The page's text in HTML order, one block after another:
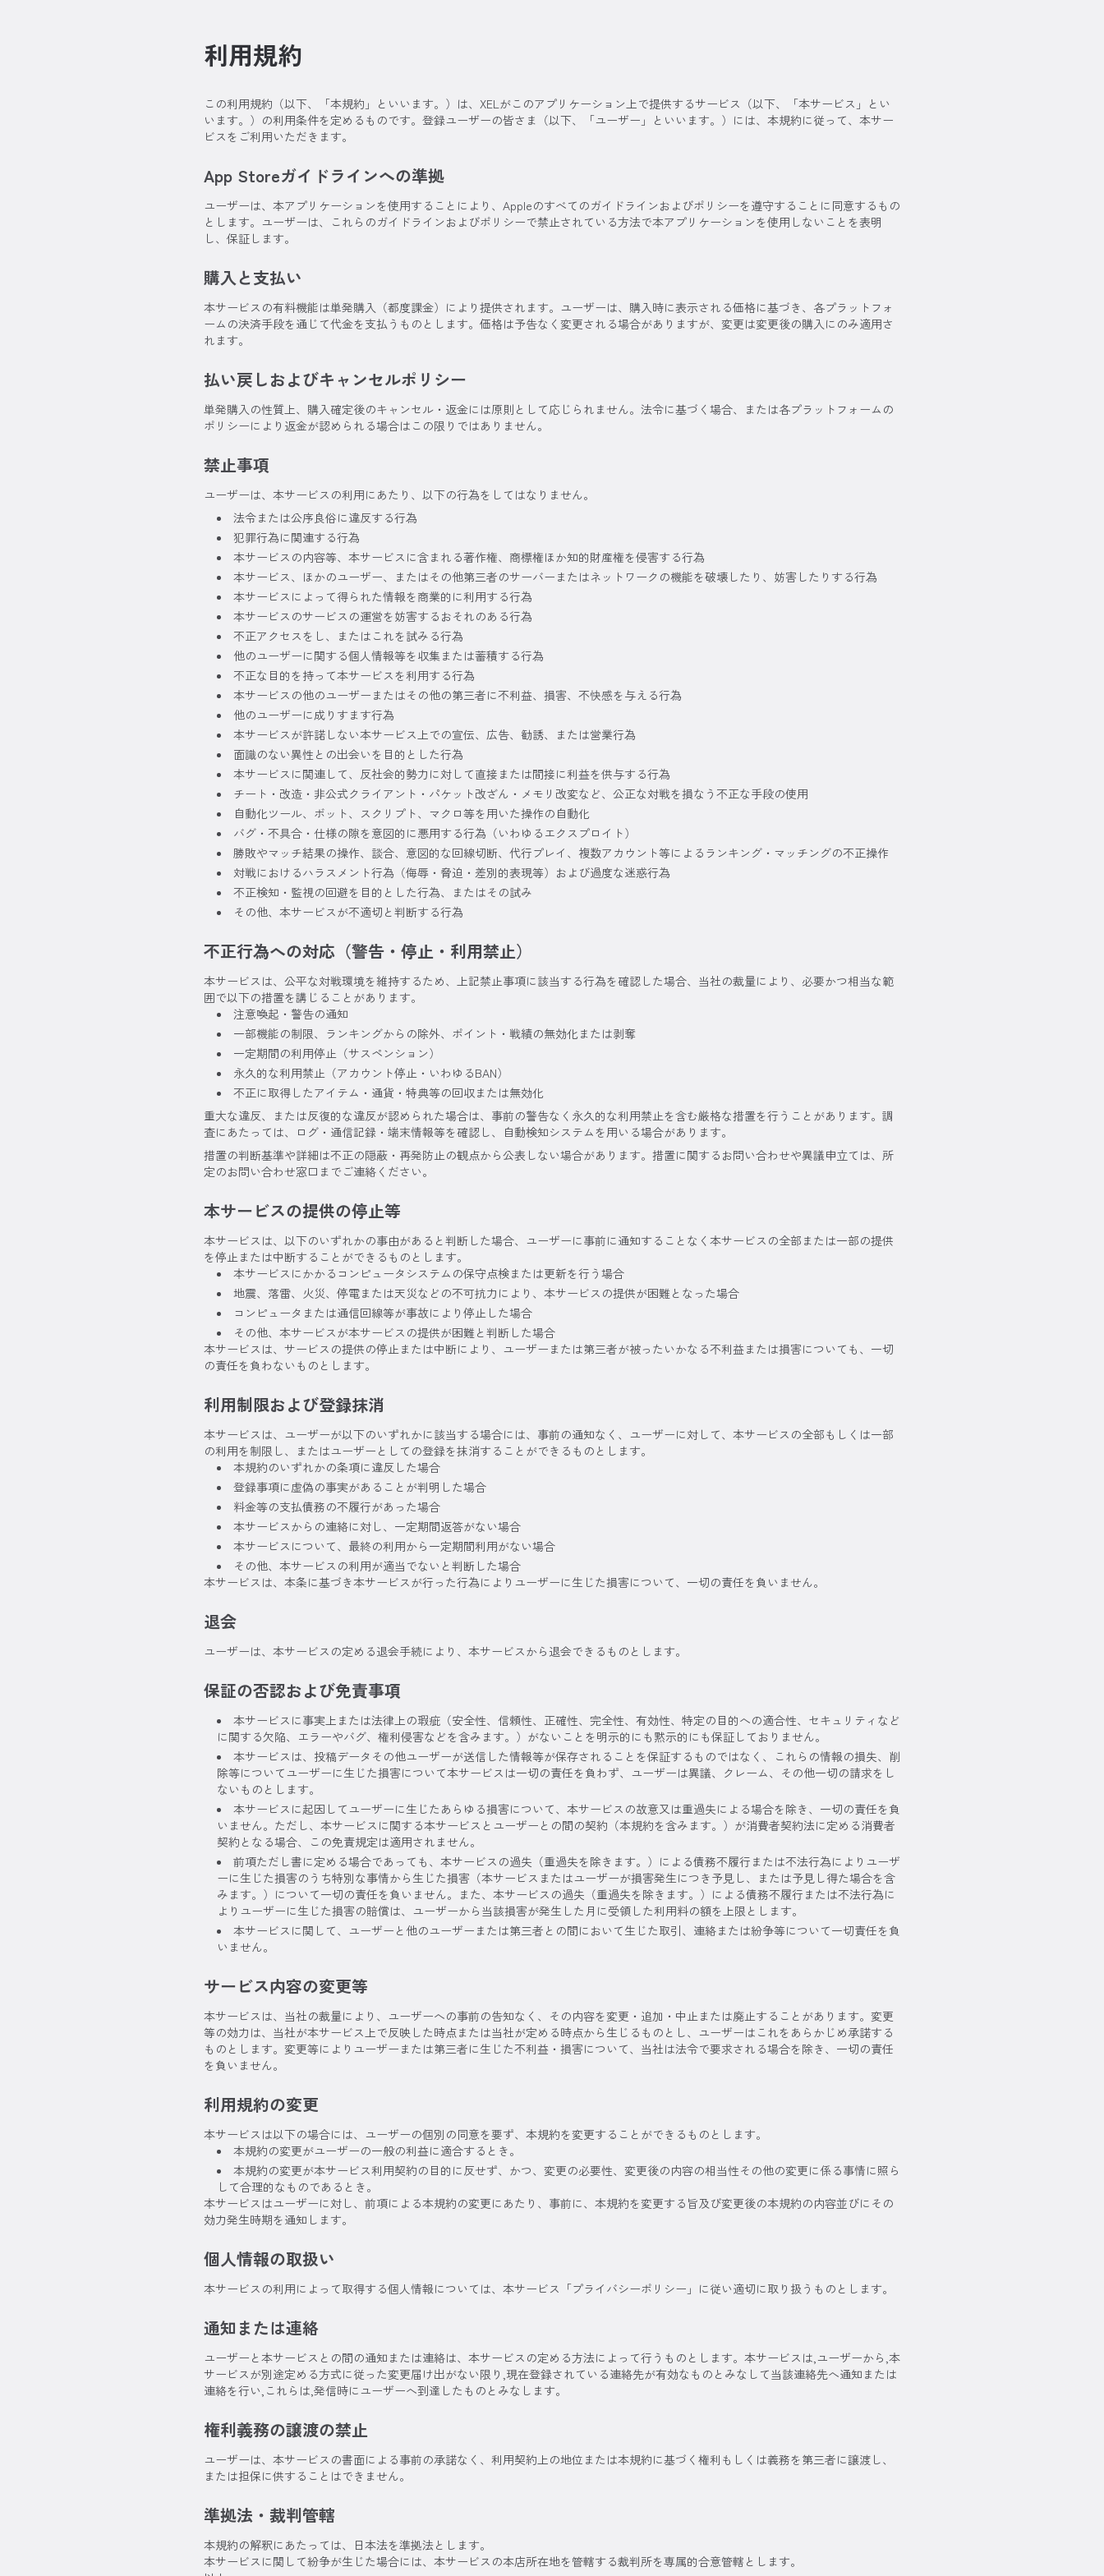
利用規約
この利用規約（以下、「本規約」といいます。）は、XELがこのアプリケーション上で提供するサービス（以下、「本サービス」とい
います。）の利用条件を定めるものです。登録ユーザーの皆さま（以下、「ユーザー」といいます。）には、本規約に従って、本サー
ビスをご利用いただきます。
App Storeガイドラインへの準拠
ユーザーは、本アプリケーションを使用することにより、Appleのすべてのガイドラインおよびポリシーを遵守することに同意するもの
とします。ユーザーは、これらのガイドラインおよびポリシーで禁止されている方法で本アプリケーションを使用しないことを表明
し、保証します。
購入と支払い
本サービスの有料機能は単発購入（都度課金）により提供されます。ユーザーは、購入時に表示される価格に基づき、各プラットフォ
ームの決済手段を通じて代金を支払うものとします。価格は予告なく変更される場合がありますが、変更は変更後の購入にのみ適用さ
れます。
払い戻しおよびキャンセルポリシー
単発購入の性質上、購入確定後のキャンセル・返金には原則として応じられません。法令に基づく場合、または各プラットフォームの
ポリシーにより返金が認められる場合はこの限りではありません。
禁止事項
ユーザーは、本サービスの利用にあたり、以下の行為をしてはなりません。
法令または公序良俗に違反する行為
犯罪行為に関連する行為
本サービスの内容等、本サービスに含まれる著作権、商標権ほか知的財産権を侵害する行為
本サービス、ほかのユーザー、またはその他第三者のサーバーまたはネットワークの機能を破壊したり、妨害したりする行為
本サービスによって得られた情報を商業的に利用する行為
本サービスのサービスの運営を妨害するおそれのある行為
不正アクセスをし、またはこれを試みる行為
他のユーザーに関する個人情報等を収集または蓄積する行為
不正な目的を持って本サービスを利用する行為
本サービスの他のユーザーまたはその他の第三者に不利益、損害、不快感を与える行為
他のユーザーに成りすます行為
本サービスが許諾しない本サービス上での宣伝、広告、勧誘、または営業行為
面識のない異性との出会いを目的とした行為
本サービスに関連して、反社会的勢力に対して直接または間接に利益を供与する行為
チート・改造・非公式クライアント・パケット改ざん・メモリ改変など、公正な対戦を損なう不正な手段の使用
自動化ツール、ボット、スクリプト、マクロ等を用いた操作の自動化
バグ・不具合・仕様の隙を意図的に悪用する行為（いわゆるエクスプロイト）
勝敗やマッチ結果の操作、談合、意図的な回線切断、代行プレイ、複数アカウント等によるランキング・マッチングの不正操作
対戦におけるハラスメント行為（侮辱・脅迫・差別的表現等）および過度な迷惑行為
不正検知・監視の回避を目的とした行為、またはその試み
その他、本サービスが不適切と判断する行為
不正行為への対応（警告・停止・利用禁止）
本サービスは、公平な対戦環境を維持するため、上記禁止事項に該当する行為を確認した場合、当社の裁量により、必要かつ相当な範
囲で以下の措置を講じることがあります。
注意喚起・警告の通知
一部機能の制限、ランキングからの除外、ポイント・戦績の無効化または剥奪
一定期間の利用停止（サスペンション）
永久的な利用禁止（アカウント停止・いわゆるBAN）
不正に取得したアイテム・通貨・特典等の回収または無効化
重大な違反、または反復的な違反が認められた場合は、事前の警告なく永久的な利用禁止を含む厳格な措置を行うことがあります。調
査にあたっては、ログ・通信記録・端末情報等を確認し、自動検知システムを用いる場合があります。
措置の判断基準や詳細は不正の隠蔽・再発防止の観点から公表しない場合があります。措置に関するお問い合わせや異議申立ては、所
定のお問い合わせ窓口までご連絡ください。
本サービスの提供の停止等
本サービスは、以下のいずれかの事由があると判断した場合、ユーザーに事前に通知することなく本サービスの全部または一部の提供
を停止または中断することができるものとします。
本サービスにかかるコンピュータシステムの保守点検または更新を行う場合
地震、落雷、火災、停電または天災などの不可抗力により、本サービスの提供が困難となった場合
コンピュータまたは通信回線等が事故により停止した場合
その他、本サービスが本サービスの提供が困難と判断した場合
本サービスは、サービスの提供の停止または中断により、ユーザーまたは第三者が被ったいかなる不利益または損害についても、一切
の責任を負わないものとします。
利用制限および登録抹消
本サービスは、ユーザーが以下のいずれかに該当する場合には、事前の通知なく、ユーザーに対して、本サービスの全部もしくは一部
の利用を制限し、またはユーザーとしての登録を抹消することができるものとします。
本規約のいずれかの条項に違反した場合
登録事項に虚偽の事実があることが判明した場合
料金等の支払債務の不履行があった場合
本サービスからの連絡に対し、一定期間返答がない場合
本サービスについて、最終の利用から一定期間利用がない場合
その他、本サービスの利用が適当でないと判断した場合
本サービスは、本条に基づき本サービスが行った行為によりユーザーに生じた損害について、一切の責任を負いません。
退会
ユーザーは、本サービスの定める退会手続により、本サービスから退会できるものとします。
保証の否認および免責事項
本サービスに事実上または法律上の瑕疵（安全性、信頼性、正確性、完全性、有効性、特定の目的への適合性、セキュリティなど
に関する欠陥、エラーやバグ、権利侵害などを含みます。）がないことを明示的にも黙示的にも保証しておりません。
本サービスは、投稿データその他ユーザーが送信した情報等が保存されることを保証するものではなく、これらの情報の損失、削
除等についてユーザーに生じた損害について本サービスは一切の責任を負わず、ユーザーは異議、クレーム、その他一切の請求をし
ないものとします。
本サービスに起因してユーザーに生じたあらゆる損害について、本サービスの故意又は重過失による場合を除き、一切の責任を負
いません。ただし、本サービスに関する本サービスとユーザーとの間の契約（本規約を含みます。）が消費者契約法に定める消費者
契約となる場合、この免責規定は適用されません。
前項ただし書に定める場合であっても、本サービスの過失（重過失を除きます。）による債務不履行または不法行為によりユーザ
ーに生じた損害のうち特別な事情から生じた損害（本サービスまたはユーザーが損害発生につき予見し、または予見し得た場合を含
みます。）について一切の責任を負いません。また、本サービスの過失（重過失を除きます。）による債務不履行または不法行為に
よりユーザーに生じた損害の賠償は、ユーザーから当該損害が発生した月に受領した利用料の額を上限とします。
本サービスに関して、ユーザーと他のユーザーまたは第三者との間において生じた取引、連絡または紛争等について一切責任を負
いません。
サービス内容の変更等
本サービスは、当社の裁量により、ユーザーへの事前の告知なく、その内容を変更・追加・中止または廃止することがあります。変更
等の効力は、当社が本サービス上で反映した時点または当社が定める時点から生じるものとし、ユーザーはこれをあらかじめ承諾する
ものとします。変更等によりユーザーまたは第三者に生じた不利益・損害について、当社は法令で要求される場合を除き、一切の責任
を負いません。
利用規約の変更
本サービスは以下の場合には、ユーザーの個別の同意を要ず、本規約を変更することができるものとします。
本規約の変更がユーザーの一般の利益に適合するとき。
本規約の変更が本サービス利用契約の目的に反せず、かつ、変更の必要性、変更後の内容の相当性その他の変更に係る事情に照ら
して合理的なものであるとき。
本サービスはユーザーに対し、前項による本規約の変更にあたり、事前に、本規約を変更する旨及び変更後の本規約の内容並びにその
効力発生時期を通知します。
個人情報の取扱い
本サービスの利用によって取得する個人情報については、本サービス「プライバシーポリシー」に従い適切に取り扱うものとします。
通知または連絡
ユーザーと本サービスとの間の通知または連絡は、本サービスの定める方法によって行うものとします。本サービスは,ユーザーから,本
サービスが別途定める方式に従った変更届け出がない限り,現在登録されている連絡先が有効なものとみなして当該連絡先へ通知または
連絡を行い,これらは,発信時にユーザーへ到達したものとみなします。
権利義務の譲渡の禁止
ユーザーは、本サービスの書面による事前の承諾なく、利用契約上の地位または本規約に基づく権利もしくは義務を第三者に譲渡し、
または担保に供することはできません。
準拠法・裁判管轄
本規約の解釈にあたっては、日本法を準拠法とします。
本サービスに関して紛争が生じた場合には、本サービスの本店所在地を管轄する裁判所を専属的合意管轄とします。